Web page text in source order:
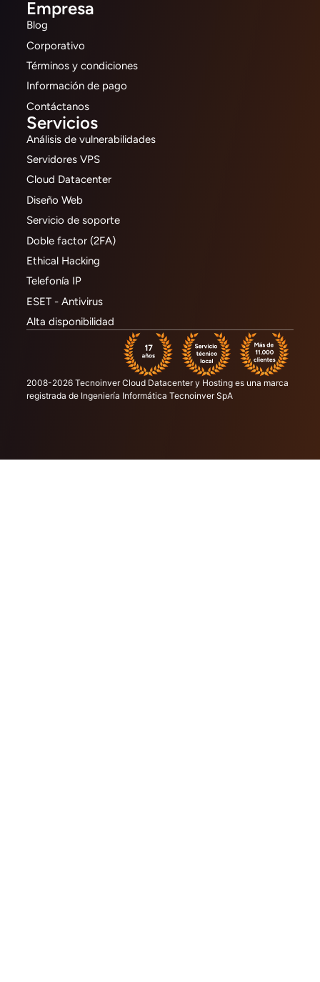
Empresa
Blog
Corporativo
Términos y condiciones
Información de pago
Contáctanos
Servicios
Análisis de vulnerabilidades
Servidores VPS
Cloud Datacenter
Diseño Web
Servicio de soporte
Doble factor (2FA)
Ethical Hacking
Telefonía IP
ESET - Antivirus
Alta disponibilidad
2008-2026 Tecnoinver Cloud Datacenter y Hosting es una marca
registrada de Ingeniería Informática Tecnoinver SpA